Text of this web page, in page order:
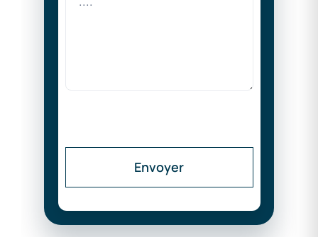
Envoyer